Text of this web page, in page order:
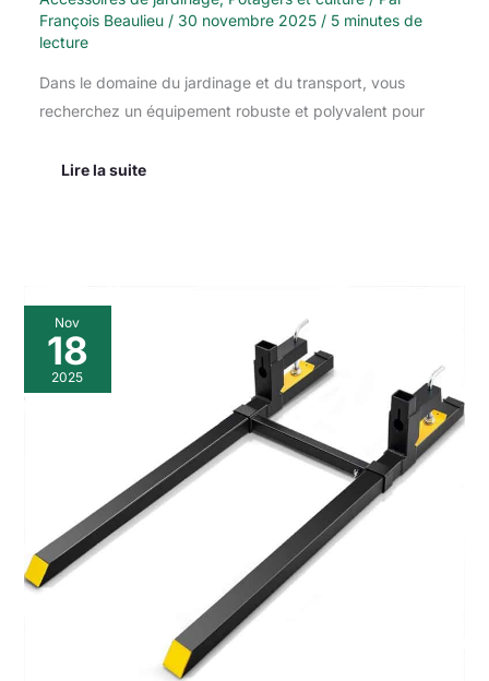
François Beaulieu / 30 novembre 2025 / 5 minutes de
lecture
Dans le domaine du jardinage et du transport, vous
recherchez un équipement robuste et polyvalent pour
Lire la suite
Nov
18
2025
Test
:
vevor
pinces
sur
tracteur,
charge
907
kg